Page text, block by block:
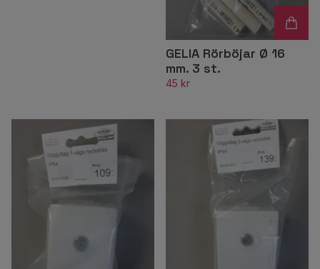
GELIA Rörböjar Ø 16
mm. 3 st.
45 kr